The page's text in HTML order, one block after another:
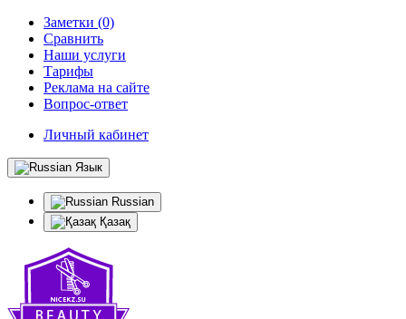
Заметки (0)
Сравнить
Наши услуги
Тарифы
Реклама на сайте
Вопрос-ответ
Личный кабинет
Язык
Russian
Қазақ